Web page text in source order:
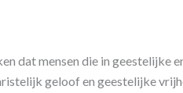
dat mensen die in geestelijke
geloof en geestelijke